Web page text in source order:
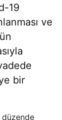
19
ve
bir
düzende